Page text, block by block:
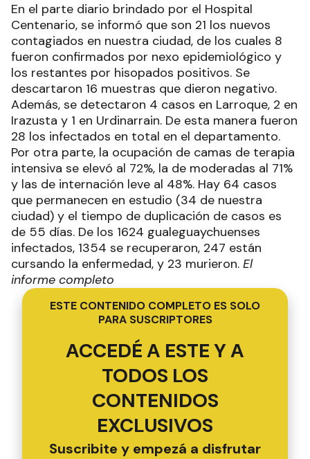
En el parte diario brindado por el Hospital
Centenario, se informó que son 21 los nuevos
contagiados en nuestra ciudad, de los cuales 8
fueron confirmados por nexo epidemiológico y
los restantes por hisopados positivos. Se
descartaron 16 muestras que dieron negativo.
Además, se detectaron 4 casos en Larroque, 2 en
Irazusta y 1 en Urdinarrain. De esta manera fueron
28 los infectados en total en el departamento.
Por otra parte, la ocupación de camas de terapia
intensiva se elevó al 72%, la de moderadas al 71%
y las de internación leve al 48%. Hay 64 casos
que permanecen en estudio (34 de nuestra
ciudad) y el tiempo de duplicación de casos es
de 55 días. De los 1624 gualeguaychuenses
infectados, 1354 se recuperaron, 247 están
cursando la enfermedad, y 23 murieron. El
informe completo
ESTE CONTENIDO COMPLETO ES SOLO
PARA SUSCRIPTORES
ACCEDÉ A ESTE Y A
TODOS LOS
CONTENIDOS
EXCLUSIVOS
Suscribite y empezá a disfrutar